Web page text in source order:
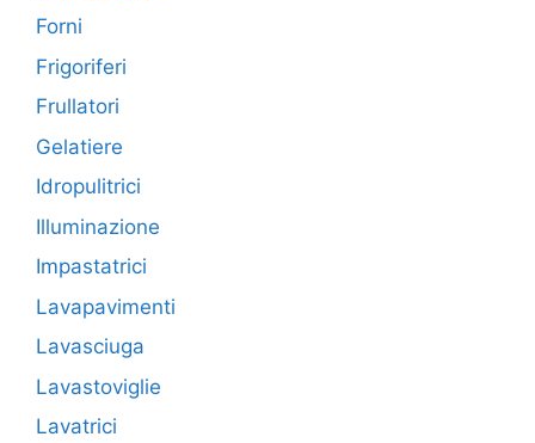
Forni
Frigoriferi
Frullatori
Gelatiere
Idropulitrici
Illuminazione
Impastatrici
Lavapavimenti
Lavasciuga
Lavastoviglie
Lavatrici